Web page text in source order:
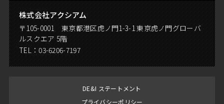
株式会社アクシアム
〒105-0001 東京都港区虎ノ門1-3-1 東京虎ノ門グローバ
ルスクエア 5階
TEL：03-6206-7197
DE&I ステートメント
プライバシーポリシー